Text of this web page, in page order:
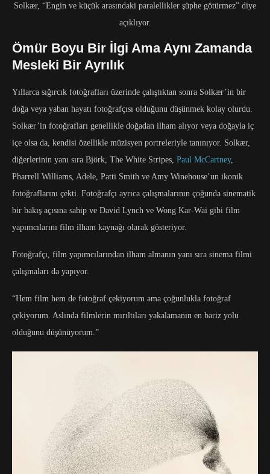
Solkær, “Engin ve küçük arasındaki paralellikler şüphe götürmez” diye
açıklıyor.
Ömür Boyu Bir İlgi Ama Aynı Zamanda
Mesleki Bir Ayrılık
Yıllarca sığırcık fotoğrafları üzerinde çalıştıktan sonra Solkær’in bir
doğa veya yaban hayatı fotoğrafçısı olduğunu düşünmek kolay olurdu.
Solkær’in fotoğrafları genellikle doğadan ilham alıyor veya doğayla iç
içe olsa da, kendisi özellikle müzisyen portreleriyle tanınıyor. Solkær,
diğerlerinin yanı sıra Björk, The White Stripes, Paul McCartney,
Pharrell Williams, Adele, Patti Smith ve Amy Winehouse’un ikonik
fotoğraflarını çekti. Fotoğrafçı ayrıca çalışmalarının çoğunda sinematik
bir bakış açısına sahip ve David Lynch ve Wong Kar-Wai gibi film
yapımcılarını film ilham kaynağı olarak gösteriyor.
Fotoğrafçı, film yapımcılarından ilham almanın yanı sıra sinema filmi
çalışmaları da yapıyor.
“Hem film hem de fotoğraf çekiyorum ama çoğunlukla fotoğraf
çekiyorum. Aslında filmlerin mırıltıları yakalamanın en bariz yolu
olduğunu düşünüyorum.”